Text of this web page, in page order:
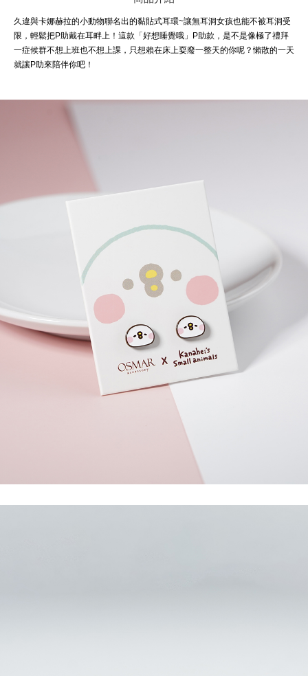
久違與卡娜赫拉的小動物聯名出的黏貼式耳環~讓無耳洞女孩也能不被耳洞受
限，輕鬆把P助戴在耳畔上！這款「好想睡覺哦」P助款，是不是像極了禮拜
一症候群不想上班也不想上課，只想賴在床上耍廢一整天的你呢？懶散的一天
就讓P助來陪伴你吧！